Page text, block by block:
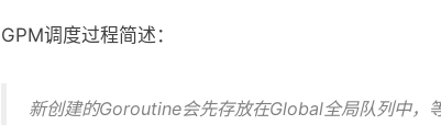
GPM调度过程简述：
新创建的Goroutine会先存放在Global全局队列中，